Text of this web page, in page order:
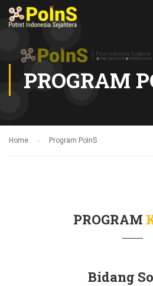
PROGRAM
Home Program PoInS
PROGRAM
Bidang